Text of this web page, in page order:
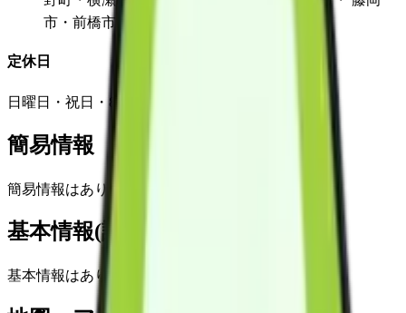
市・前橋市・行田市・嵐山町
定休日
日曜日・祝日・8月13日～16日・12月29日～1月4日
簡易情報
簡易情報はありません
基本情報(詳細)
基本情報はありません